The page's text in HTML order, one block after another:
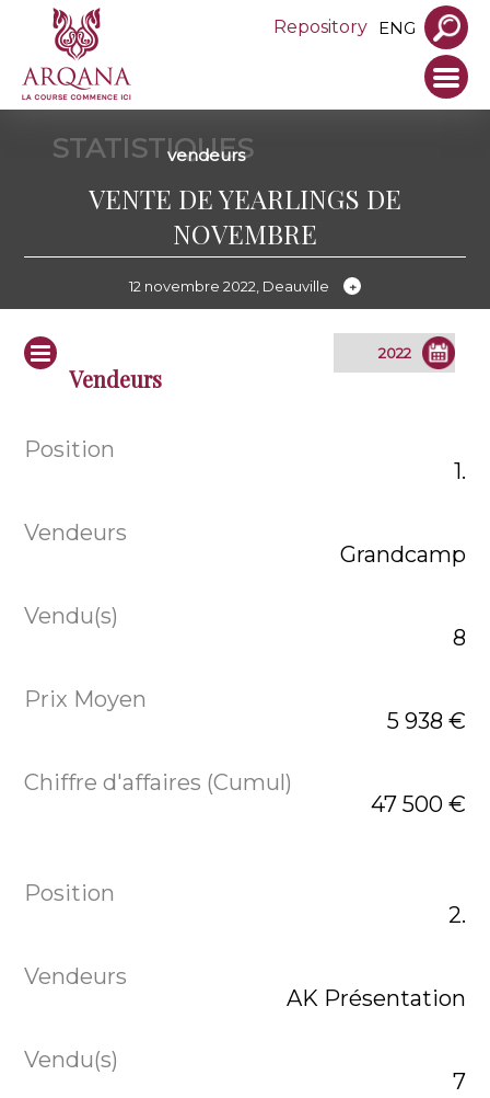
Repository ENG
STATISTIQUES
vendeurs
VENTE DE YEARLINGS DE
NOVEMBRE
12 novembre 2022, Deauville
Vendeurs
1.
Grandcamp
8
5 938 €
47 500 €
2.
AK Présentation
7